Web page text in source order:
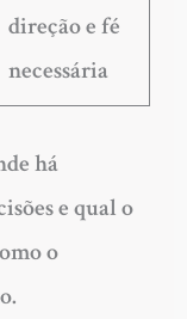
direção e fé
necessária
há
e qual o
o